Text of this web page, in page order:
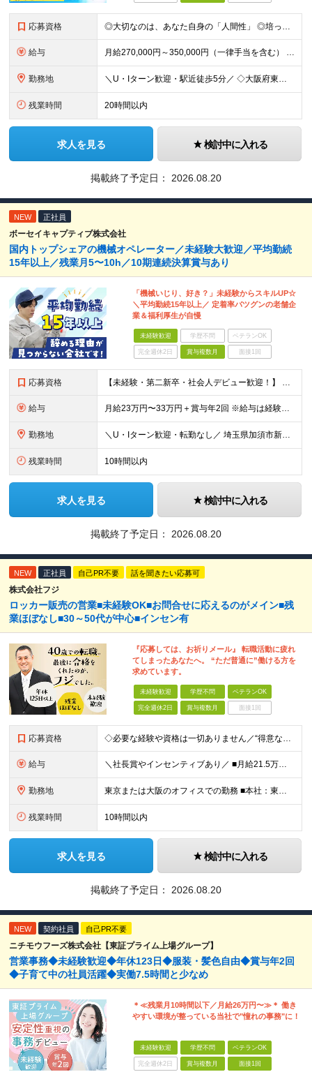
応募資格 ◎大切なのは、あなた自身の「人間性」 ◎培ったスキル・経験を活かせる！ ◎専門知識ゼロから新たなフィールドへチャレンジ ～～～～～～～～～～～～～～～ ＜必須となる条件は以下の通りです★＞ ■【普通
給与 月給270,000円～350,000円（一律手当を含む） ※給与は経験・能力等を考慮の上、決定します。 ■昇給：1回（4月） ■賞与：年2回（6月、12月） ※業績に応じて支給／10期連続で支給実績
勤務地 ＼U・Iターン歓迎・駅近徒歩5分／ ◇大阪府東大阪市長田東3-3-32 東洋交易ビル6F
残業時間 20時間以内
求人を見る 検討中に入れる
掲載終了予定日： 2026.08.20
NEW 正社員
ボーセイキャプティブ株式会社
国内トップシェアの機械オペレーター／未経験大歓迎／平均勤続
15年以上／残業月5〜10h／10期連続決算賞与あり
「機械いじり、好き？」未経験からスキルUP☆
＼平均勤続15年以上／ 定着率バツグンの老舗企
業＆福利厚生が自慢
未経験歓迎 学歴不問 ベテランOK
完全週休2日 賞与複数月 面接1回
応募資格 【未経験・第二新卒・社会人デビュー歓迎！】 学歴やこれまでの職歴は一切問いません。モノづくりへの興味があればOK！ 「人物」重視の採用を行っています★ ＜必須となる条件＞ ■普通自動車免許をお持ちの
給与 月給23万円〜33万円＋賞与年2回 ※給与は経験・能力等を考慮の上、決定します。 ■昇給：1回（4月） ■賞与：年2回（6月、12月） ※業績に応じて支給／10期連続で支給実績あり 賃金はあくまで
勤務地 ＼U・Iターン歓迎・転勤なし／ 埼玉県加須市新川通522-2 ※車・バイク・自転車通勤OK ※工場内に食堂・休憩室完備！
残業時間 10時間以内
求人を見る 検討中に入れる
掲載終了予定日： 2026.08.20
NEW 正社員 自己PR不要 話を聞きたい応募可
株式会社フジ
ロッカー販売の営業■未経験OK■お問合せに応えるのがメイン■残
業ほぼなし■30～50代が中心■インセン有
『応募しては、お祈りメール』 転職活動に疲れ
てしまったあなたへ。 “ただ普通に”働ける方を
求めています。
未経験歓迎 学歴不問 ベテランOK
完全週休2日 賞与複数月 面接1回
応募資格 ◇必要な経験や資格は一切ありません／“得意なことがない”“普通”それでいいんです ◇未経験OK ◇学歴不問 ◇要 普通自動車運転免許 ◇基本的なPC操作ができる方 └タイピング入力、Excel・Wor
給与 ＼社長賞やインセンティブあり／ ■月給21.5万円〜（基本給17.5万円＋皆勤手当2万円＋住宅手当2万円） ※残業代全額支給／交通費上限月2万円 ※試用期間3ヵ月あり。期間中の給与は月給21万円（基
勤務地 東京または大阪のオフィスでの勤務 ■本社：東京都荒川区西日暮里5-16-12 フジビル ■大阪支店：大阪府大阪市西区九条南2-1-14 ※年数回出張あり（別途日当支給） ※(変更の範囲)上記を除く
残業時間 10時間以内
求人を見る 検討中に入れる
掲載終了予定日： 2026.08.20
NEW 契約社員 自己PR不要
ニチモウフーズ株式会社【東証プライム上場グループ】
営業事務◆未経験歓迎◆年休123日◆服装・髪色自由◆賞与年2回
◆子育て中の社員活躍◆実働7.5時間と少なめ
＊≪残業月10時間以下／月給26万円〜≫＊ 働き
やすい環境が整っている当社で"憧れの事務"に！
未経験歓迎 学歴不問 ベテランOK
完全週休2日 賞与複数月 面接1回